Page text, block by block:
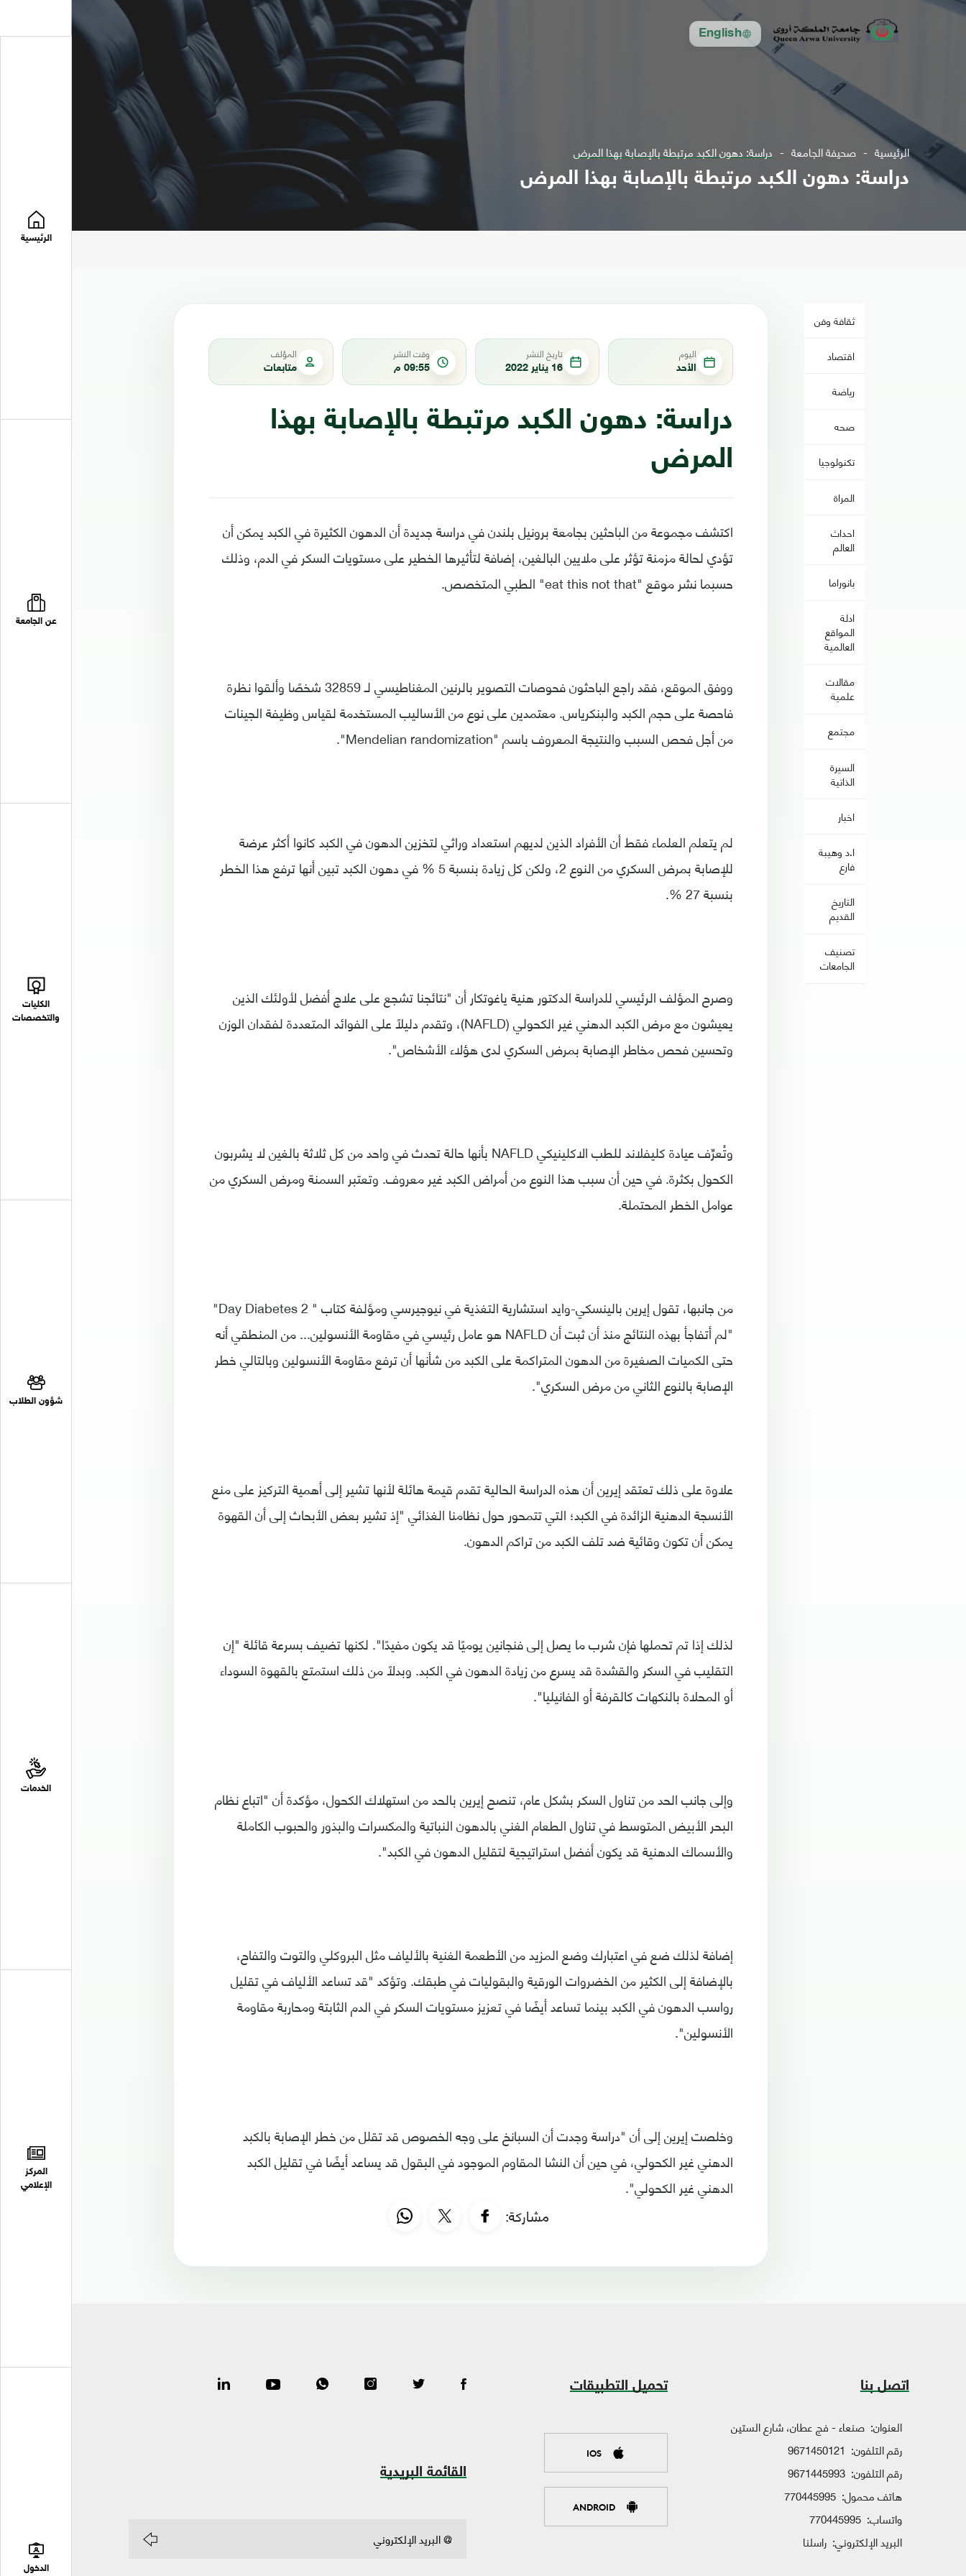
English
الرئيسية
عن الجامعة
الكليات
والتخصصات
شؤون الطلاب
الخدمات
المركز
الإعلامي
الدخول
الرئيسية صحيفة الجامعة دراسة: دهون الكبد مرتبطة بالإصابة بهذا المرض
دراسة: دهون الكبد مرتبطة بالإصابة بهذا المرض
ثقافة وفن
اقتصاد
رياضة
صحه
تكنولوجيا
المراة
احداث
العالم
بانوراما
ادلة
المواقع
العالمية
مقالات
علمية
مجتمع
السيرة
الذاتية
اخبار
ا.د وهيبة
فارع
التاريخ
القديم
تصنيف
الجامعات
اليوم
الأحد
تاريخ النشر
16 يناير 2022
وقت النشر
09:55 م
المؤلف
متابعات
دراسة: دهون الكبد مرتبطة بالإصابة بهذا
المرض
اكتشف مجموعة من الباحثين بجامعة برونيل بلندن في دراسة جديدة أن الدهون الكثيرة في الكبد يمكن أن
تؤدي لحالة مزمنة تؤثر على ملايين البالغين، إضافة لتأثيرها الخطير على مستويات السكر في الدم، وذلك
حسبما نشر موقع "eat this not that" الطبي المتخصص.
ووفق الموقع، فقد راجع الباحثون فحوصات التصوير بالرنين المغناطيسي لـ 32859 شخصًا وألقوا نظرة
فاحصة على حجم الكبد والبنكرياس. معتمدين على نوع من الأساليب المستخدمة لقياس وظيفة الجينات
من أجل فحص السبب والنتيجة المعروف باسم "Mendelian randomization".
لم يتعلم العلماء فقط أن الأفراد الذين لديهم استعداد وراثي لتخزين الدهون في الكبد كانوا أكثر عرضة
للإصابة بمرض السكري من النوع 2، ولكن كل زيادة بنسبة 5 % في دهون الكبد تبين أنها ترفع هذا الخطر
بنسبة 27 %.
وصرح المؤلف الرئيسي للدراسة الدكتور هنية ياغوتكار أن "نتائجنا تشجع على علاج أفضل لأولئك الذين
يعيشون مع مرض الكبد الدهني غير الكحولي (NAFLD)، وتقدم دليلاً على الفوائد المتعددة لفقدان الوزن
وتحسين فحص مخاطر الإصابة بمرض السكري لدى هؤلاء الأشخاص".
وتُعرِّف عيادة كليفلاند للطب الاكلينيكي NAFLD بأنها حالة تحدث في واحد من كل ثلاثة بالغين لا يشربون
الكحول بكثرة. في حين أن سبب هذا النوع من أمراض الكبد غير معروف. وتعتبر السمنة ومرض السكري من
عوامل الخطر المحتملة.
من جانبها، تقول إيرين بالينسكي-وايد استشارية التغذية في نيوجيرسي ومؤلفة كتاب " 2 Day Diabetes"
"لم أتفاجأ بهذه النتائج منذ أن ثبت أن NAFLD هو عامل رئيسي في مقاومة الأنسولين... من المنطقي أنه
حتى الكميات الصغيرة من الدهون المتراكمة على الكبد من شأنها أن ترفع مقاومة الأنسولين وبالتالي خطر
الإصابة بالنوع الثاني من مرض السكري".
علاوة على ذلك تعتقد إيرين أن هذه الدراسة الحالية تقدم قيمة هائلة لأنها تشير إلى أهمية التركيز على منع
الأنسجة الدهنية الزائدة في الكبد؛ التي تتمحور حول نظامنا الغذائي "إذ تشير بعض الأبحاث إلى أن القهوة
يمكن أن تكون وقائية ضد تلف الكبد من تراكم الدهون.
لذلك إذا تم تحملها فإن شرب ما يصل إلى فنجانين يوميًا قد يكون مفيدًا". لكنها تضيف بسرعة قائلة "إن
التقليب في السكر والقشدة قد يسرع من زيادة الدهون في الكبد. وبدلاً من ذلك استمتع بالقهوة السوداء
أو المحلاة بالنكهات كالقرفة أو الفانيليا".
وإلى جانب الحد من تناول السكر بشكل عام، تنصح إيرين بالحد من استهلاك الكحول، مؤكدة أن "اتباع نظام
البحر الأبيض المتوسط ​​في تناول الطعام الغني بالدهون النباتية والمكسرات والبذور والحبوب الكاملة
والأسماك الدهنية قد يكون أفضل استراتيجية لتقليل الدهون في الكبد".
إضافة لذلك ضع في اعتبارك وضع المزيد من الأطعمة الغنية بالألياف مثل البروكلي والتوت والتفاح،
بالإضافة إلى الكثير من الخضروات الورقية والبقوليات في طبقك. وتؤكد "قد تساعد الألياف في تقليل
رواسب الدهون في الكبد بينما تساعد أيضًا في تعزيز مستويات السكر في الدم الثابتة ومحاربة مقاومة
الأنسولين".
وخلصت إيرين إلى أن "دراسة وجدت أن السبانخ على وجه الخصوص قد تقلل من خطر الإصابة بالكبد
الدهني غير الكحولي، في حين أن النشا المقاوم الموجود في البقول قد يساعد أيضًا في تقليل الكبد
الدهني غير الكحولي".
مشاركة:
اتصل بنا
العنوان: صنعاء - فج عطان، شارع الستين
رقم التلفون: 9671450121
رقم التلفون: 9671445993
هاتف محمول: 770445995
واتساب: 770445995
البريد الإلكتروني: راسلنا
تحميل التطبيقات
IOS
ANDROID
القائمة البريدية